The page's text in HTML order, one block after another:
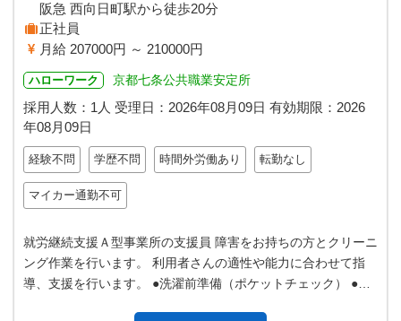
阪急 西向日町駅から徒歩20分
正社員
月給 207000円 ～ 210000円
ハローワーク 京都七条公共職業安定所
採用人数：1人 受理日： 2026年08月09日 有効期限： 2026
年08月09日
経験不問 学歴不問 時間外労働あり 転勤なし
マイカー通勤不可
就労継続支援Ａ型事業所の支援員 障害をお持ちの方とクリーニ
ング作業を行います。 利用者さんの適性や能力に合わせて指
導、支援を行います。 ●洗濯前準備（ポケットチェック） ●洗